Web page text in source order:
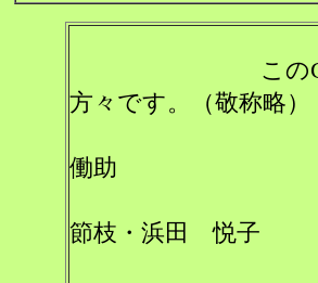
このCDの演
方々です。（敬称略）
働助
節枝・浜田 悦子